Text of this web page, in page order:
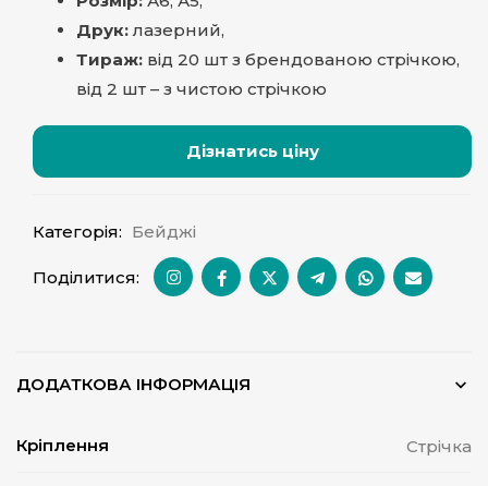
Друк:лазерний,
Тираж: від 20 шт з брендованою стрічкою,
від 2 шт – з чистою стрічкою
Дізнатись ціну
Категорія: Бейджі
Поділитися:
ДОДАТКОВА ІНФОРМАЦІЯ
Кріплення Стрічка